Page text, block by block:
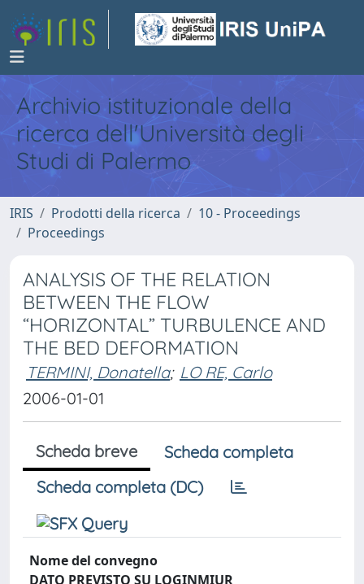
Archivio istituzionale della
ricerca dell'Università degli
Studi di Palermo
IRIS Prodotti della ricerca
10 - Proceedings
Proceedings
ANALYSIS OF THE RELATION
BETWEEN THE FLOW
“HORIZONTAL” TURBULENCE AND
THE BED DEFORMATION
TERMINI, Donatella; LO RE, Carlo
2006-01-01
Scheda breve
Scheda completa
Scheda completa (DC)
Nome del convegno
DATO PREVISTO SU LOGINMIUR